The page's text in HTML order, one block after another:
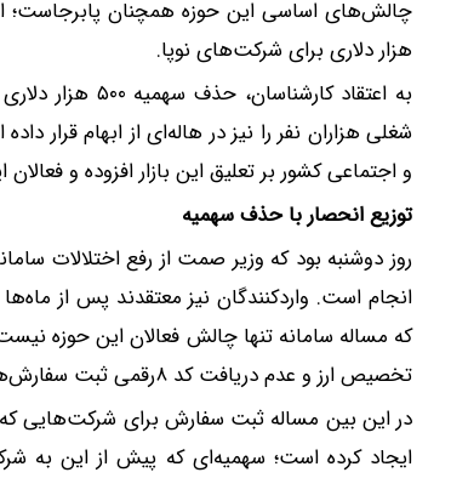
هزار دلاری برای شرکت‌های نوپا.
به اعتقاد
شغلی هزاران نفر را نیز در هاله‌ای از ابهام
و اجتماعی کشور بر تعلیق این بازار افزوده و
توزیع انحصار با حذف سهمیه
روز دوشنبه بود که وزیر صمت از رفع اختلالات
انجام است. واردکنندگان نیز معتقدند پس از
که مساله سامانه تنها چالش فعالان این حوزه
تخصیص ارز و عدم دریافت کد ۸رقمی ثبت سفارش‌ها می‌شود که همچنان پابرجا هستند و حل نشده‌اند.
ایجاد کرده است؛ سهمیه‌ای که پیش از این به